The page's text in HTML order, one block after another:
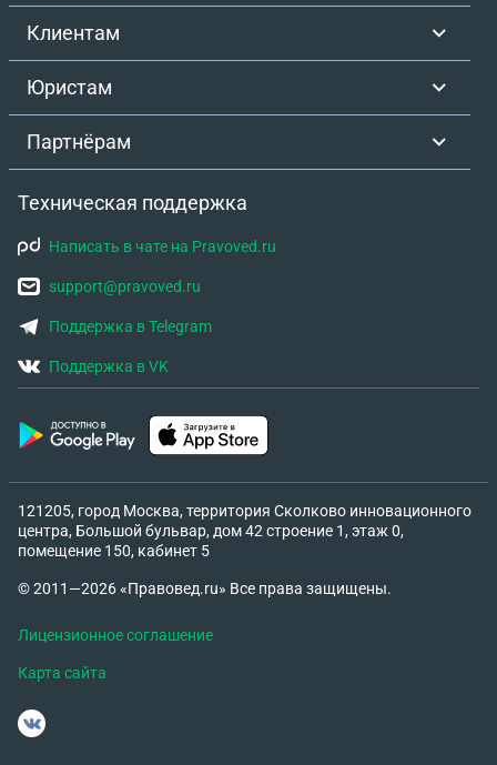
Клиентам
Юристам
Партнёрам
Техническая поддержка
Написать в чате на Pravoved.ru
support@pravoved.ru
Поддержка в Telegram
Поддержка в VK
121205, город Москва, территория Сколково инновационного
центра, Большой бульвар, дом 42 строение 1, этаж 0,
помещение 150, кабинет 5
© 2011—2026 «Правовед.ru» Все права защищены.
Лицензионное соглашение
Карта сайта